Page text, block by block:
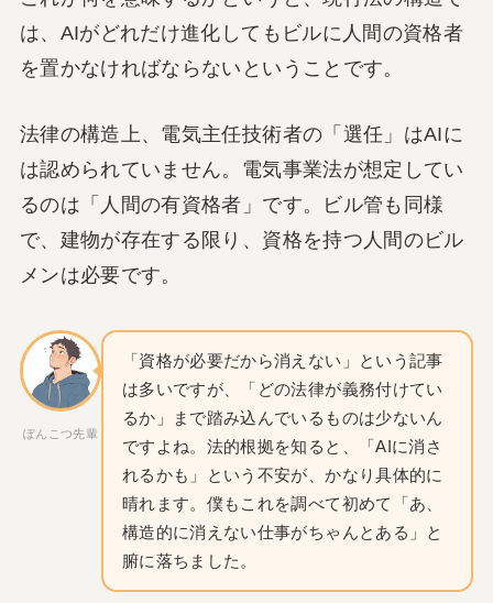
は、AIがどれだけ進化してもビルに人間の資格者
を置かなければならないということです。
法律の構造上、電気主任技術者の「選任」はAIに
は認められていません。電気事業法が想定してい
るのは「人間の有資格者」です。ビル管も同様
で、建物が存在する限り、資格を持つ人間のビル
メンは必要です。
ぽんこつ先輩
「資格が必要だから消えない」という記事
は多いですが、「どの法律が義務付けてい
るか」まで踏み込んでいるものは少ないん
ですよね。法的根拠を知ると、「AIに消さ
れるかも」という不安が、かなり具体的に
晴れます。僕もこれを調べて初めて「あ、
構造的に消えない仕事がちゃんとある」と
腑に落ちました。